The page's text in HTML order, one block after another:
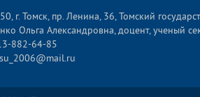
г. Томск, пр. Ленина, 36, Томский
Ольга Александровна, доцент, ученый
882-64-85